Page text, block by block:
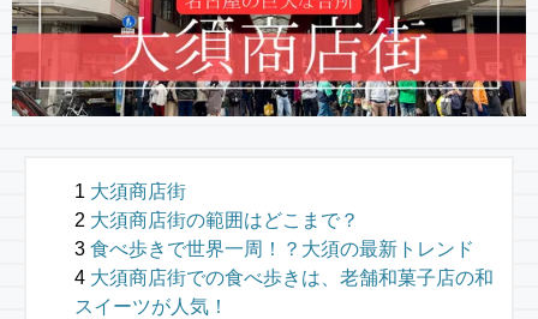
大須商店街
大須商店街の範囲はどこまで？
食べ歩きで世界一周！？大須の最新トレンド
大須商店街での食べ歩きは、老舗和菓子店の和
スイーツが人気！